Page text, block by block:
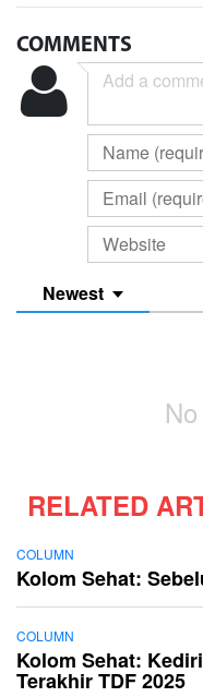
COMMENTS
Newest
RELATED
COLUMN
Kolom Sehat:
COLUMN
Kolom Sehat:
Terakhir TDF 2025